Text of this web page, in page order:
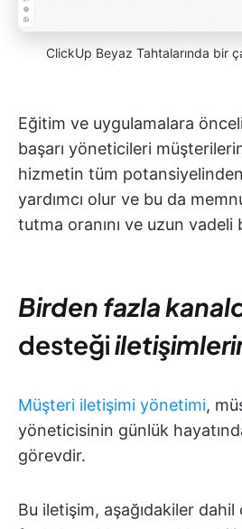
ClickUp Beyaz Tahtalarında bir
Eğitim ve uygulamalara
başarı yöneticileri
hizmetin tüm
yardımcı olur ve bu da
tutma oranını ve uzun vadeli
Birden fazla
desteği
Müşteri iletişimi yönetimi,
yöneticisinin günlük
görevdir.
Bu iletişim, aşağıdakiler